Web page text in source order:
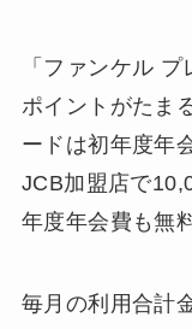
「ファンケル
ポイントがたま
ードは初年度年
JCB加盟店で
年度年会費も無
毎月の利用合計